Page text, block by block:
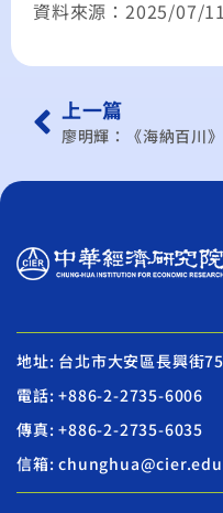
資料來源：2025/07/
上一篇
地址: 台北市大安區長興街
電話: +886-2-2735-6006
傳真: +886-2-2735-6035
信箱: